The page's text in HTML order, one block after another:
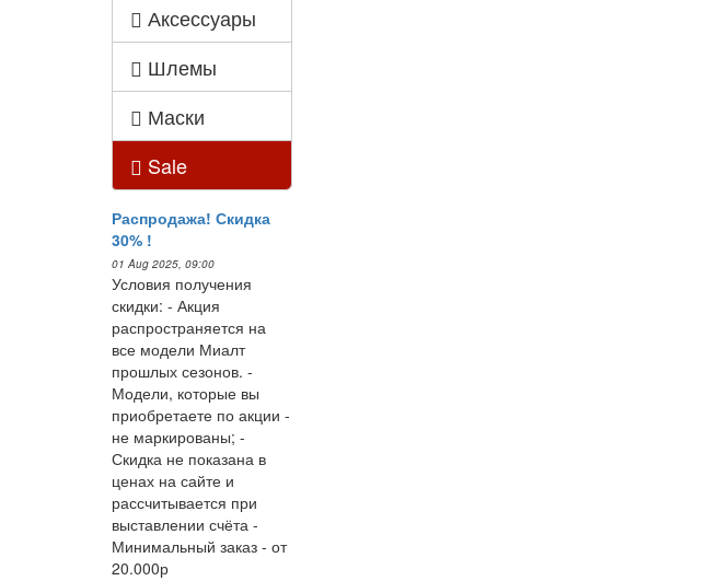
Аксессуары
Шлемы
Маски
Sale
Распродажа! Скидка
30% !
01 Aug 2025, 09:00
Условия получения
скидки: - Акция
распространяется на
все модели Миалт
прошлых сезонов. -
Модели, которые вы
приобретаете по акции -
не маркированы; -
Скидка не показана в
ценах на сайте и
рассчитывается при
выставлении счёта -
Минимальный заказ - от
20.000р